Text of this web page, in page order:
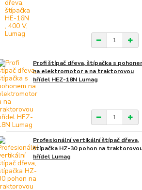
Profi štípač dřeva, štípačka s
na elektromotor a na traktorovou
hřídel HEZ-18N Lumag
Profesionální vertikální štípač dřeva,
štípačka HZ-30 pohon na
hřídel Lumag